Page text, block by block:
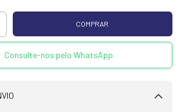
Consulte-nos pelo WhatsApp